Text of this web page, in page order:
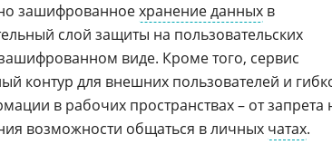
зашифрованноехранение данных в
слой защиты на пользовательских
виде. Кроме того, сервис
контур для внешних пользователей и
в рабочих пространствах – от запрета
возможности общаться в личных чатах.